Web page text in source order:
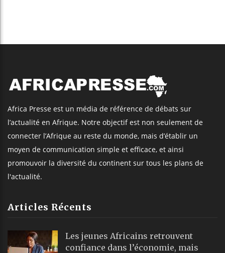
Africa Presse est un média de référence de débats sur
l’actualité en Afrique. Notre objectif est non seulement de
connecter l’Afrique au reste du monde, mais d’établir un
moyen de communication simple et efficace, et ainsi
promouvoir la diversité du continent sur tous les plans de
l'actualité.
Articles Récents
Les jeunes Africains retrouvent
confiance dans l’économie, mais